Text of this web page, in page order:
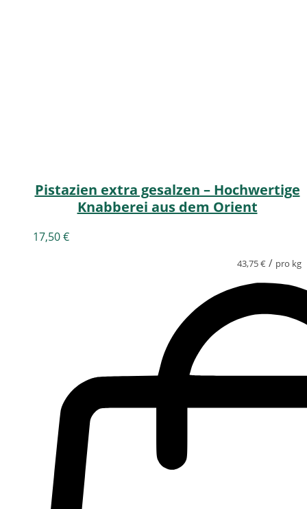
Pistazien extra gesalzen – Hochwertige
Knabberei aus dem Orient
17,50€
43,75€ / pro kg